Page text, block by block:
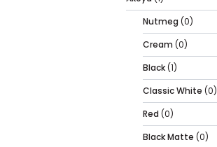
Nutmeg (0)
Cream (0)
Black (1)
Classic White (0)
Red (0)
Black Matte (0)